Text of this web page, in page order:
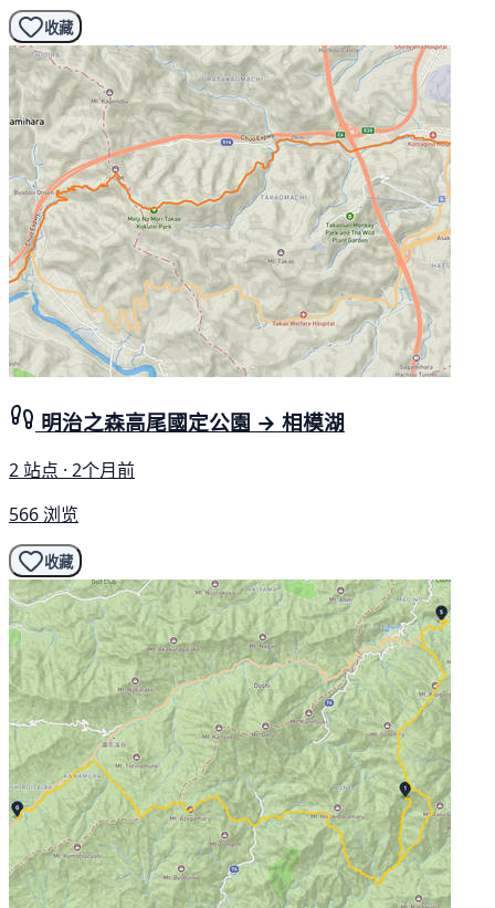
收藏
明治之森高尾國定公園 → 相模湖
2 站点 · 2个月前
566 浏览
收藏